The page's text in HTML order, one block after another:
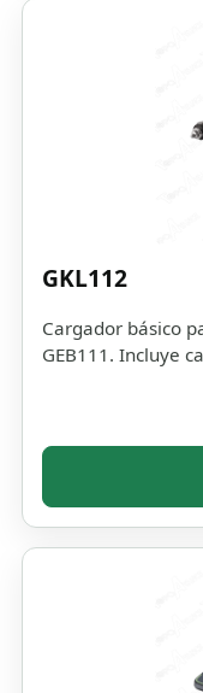
GKL112
Cargador básico
GEB111. Incluye